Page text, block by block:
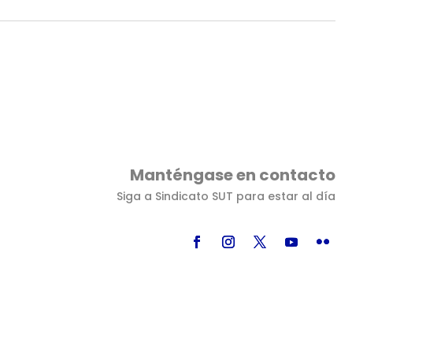
Manténgase en contacto
Siga a Sindicato SUT para estar al día